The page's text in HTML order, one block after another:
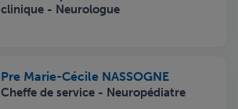
clinique - Neurologue
Pre Marie-Cécile NASSOGNE
Cheffe de service - Neuropédiatre